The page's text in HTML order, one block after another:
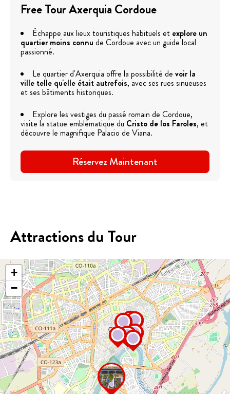
Free Tour Axerquia Cordoue
Échappe aux lieux touristiques habituels et explore un
quartier moins connu de Cordoue avec un guide local
passionné.
Le quartier d'Axerquia offre la possibilité de voir la
ville telle qu'elle était autrefois, avec ses rues sinueuses
et ses bâtiments historiques.
Explore les vestiges du passé romain de Cordoue,
visite la statue emblématique du Cristo de los Faroles, et
découvre le magnifique Palacio de Viana.
Réservez Maintenant
Attractions du Tour
+
−